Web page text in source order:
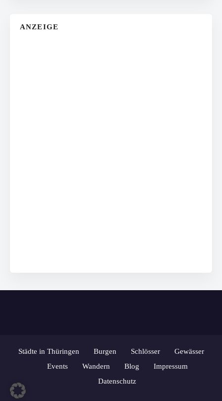
ANZEIGE
Städte in Thüringen Burgen Schlösser
Gewässer
Events
Wandern Blog
Impressum
Datenschutz